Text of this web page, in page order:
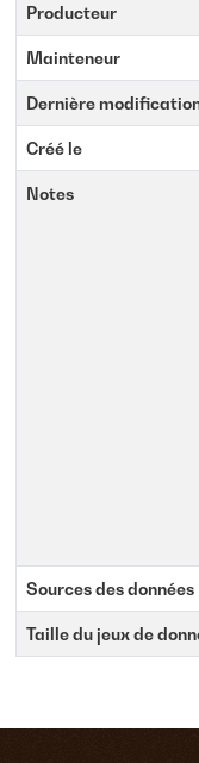
Producteur
Mainteneur
Dernière
Créé le
Notes
Sources des données
Taille du jeux de